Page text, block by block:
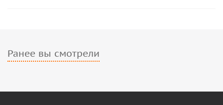
Ранее вы смотрели